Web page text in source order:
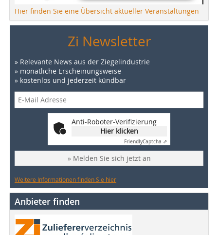
Hier finden Sie eine Übersicht aktueller Veranstaltungen
Zi Newsletter
» Relevante News aus der Ziegelindustrie
» monatliche Erscheinungsweise
» kostenlos und jederzeit kündbar
Anti-Roboter-Verifizierung
Hier klicken
FriendlyCaptcha ⇗
» Melden Sie sich jetzt an
Weitere Informationen finden Sie hier
Anbieter finden